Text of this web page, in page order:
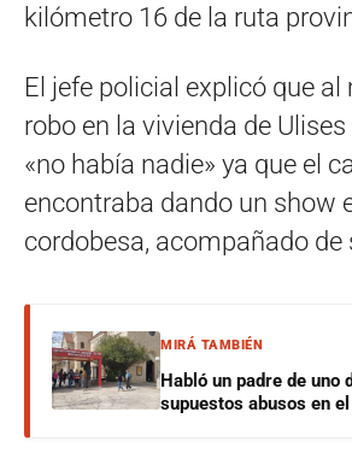
kilómetro 16 de la ruta
El jefe policial explicó que al
robo en la vivienda de
«no había nadie» ya que el
encontraba dando un show
cordobesa, acompañado de
MIRÁ TAMBIÉN
Habló un padre de uno
supuestos abusos en